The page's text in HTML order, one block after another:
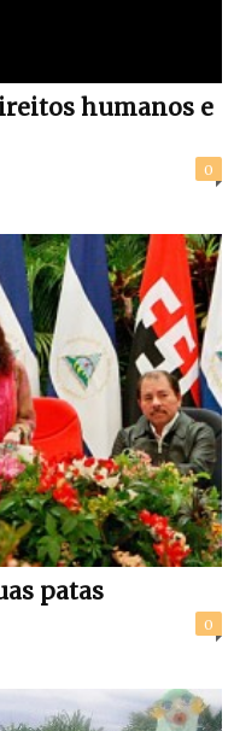
humanos e
0
patas
0